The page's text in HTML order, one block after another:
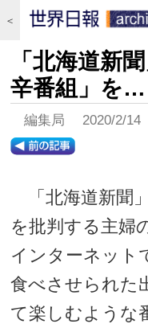
＜
「北海道新
辛番組」を…
編集局 2020/2/
「北海道新聞
を批判する主婦
インターネット
食べさせられた
て楽しむような